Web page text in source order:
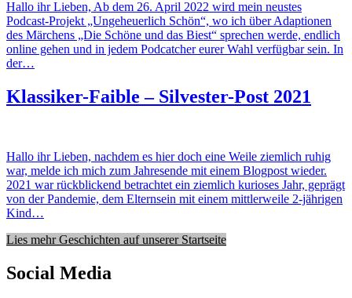
Hallo ihr Lieben, Ab dem 26. April 2022 wird mein neustes
Podcast-Projekt „Ungeheuerlich Schön“, wo ich über Adaptionen
des Märchens „Die Schöne und das Biest“ sprechen werde, endlich
online gehen und in jedem Podcatcher eurer Wahl verfügbar sein. In
der…
Klassiker-Faible – Silvester-Post 2021
Hallo ihr Lieben, nachdem es hier doch eine Weile ziemlich ruhig
war, melde ich mich zum Jahresende mit einem Blogpost wieder.
2021 war rückblickend betrachtet ein ziemlich kurioses Jahr, geprägt
von der Pandemie, dem Elternsein mit einem mittlerweile 2-jährigen
Kind…
Lies mehr Geschichten auf unserer Startseite
Social Media